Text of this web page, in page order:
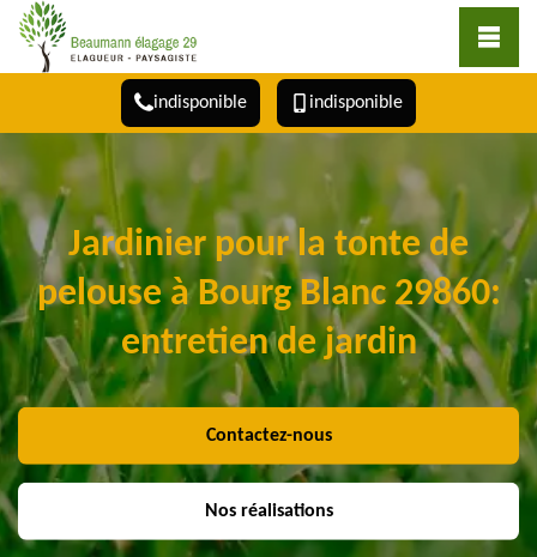
indisponible indisponible
Jardinier pour la tonte de
pelouse à Bourg Blanc 29860:
entretien de jardin
Contactez-nous
Nos réalisations